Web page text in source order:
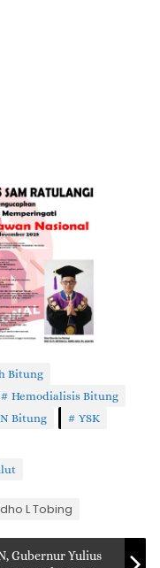
Bitung
Hemodialisis Bitung
Bitung
YSK
L Tobing
Gubernur Yulius